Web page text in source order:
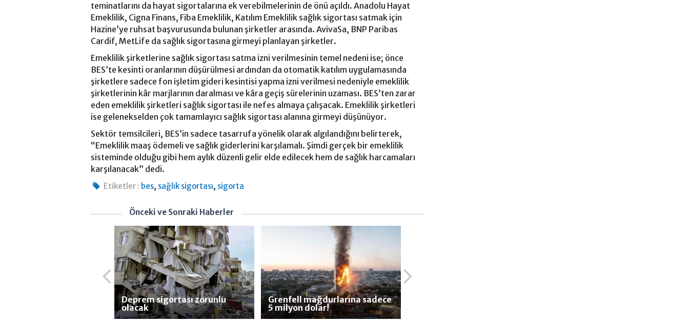
teminatlarını da hayat sigortalarına ek verebilmelerinin de önü açıldı. Anadolu Hayat
Emeklilik, Cigna Finans, Fiba Emeklilik, Katılım Emeklilik sağlık sigortası satmak için
Hazine’ye ruhsat başvurusunda bulunan şirketler arasında. AvivaSa, BNP Paribas
Cardif, MetLife da sağlık sigortasına girmeyi planlayan şirketler.
Emeklilik şirketlerine sağlık sigortası satma izni verilmesinin temel nedeni ise; önce
BES’te kesinti oranlarının düşürülmesi ardından da otomatik katılım uygulamasında
şirketlere sadece fon işletim gideri kesintisi yapma izni verilmesi nedeniyle emeklilik
şirketlerinin kâr marjlarının daralması ve kâra geçiş sürelerinin uzaması. BES’ten zarar
eden emeklilik şirketleri sağlık sigortası ile nefes almaya çalışacak. Emeklilik şirketleri
ise gelenekselden çok tamamlayıcı sağlık sigortası alanına girmeyi düşünüyor.
Sektör temsilcileri, BES’in sadece tasarrufa yönelik olarak algılandığını belirterek,
“Emeklilik maaş ödemeli ve sağlık giderlerini karşılamalı. Şimdi gerçek bir emeklilik
sisteminde olduğu gibi hem aylık düzenli gelir elde edilecek hem de sağlık harcamaları
karşılanacak” dedi.
Etiketler : bes, sağlık sigortası, sigorta
Önceki ve Sonraki Haberler
Deprem sigortası zorunlu
olacak
Grenfell mağdurlarına sadece
5 milyon dolar!